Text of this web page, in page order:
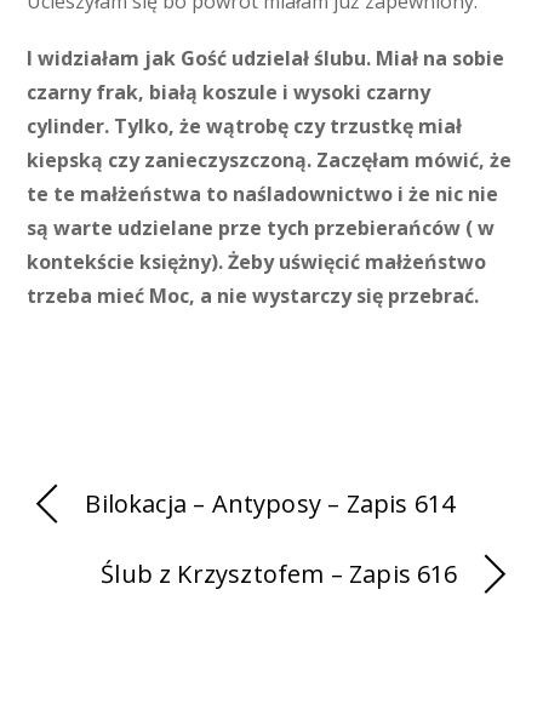
I widziałam jak Gość udzielał ślubu. Miał na sobie
czarny frak, białą koszule i wysoki czarny
cylinder. Tylko, że wątrobę czy trzustkę miał
kiepską czy zanieczyszczoną. Zaczęłam mówić, że
te te małżeństwa to naśladownictwo i że nic nie
są warte udzielane prze tych przebierańców ( w
kontekście księżny). Żeby uświęcić małżeństwo
trzeba mieć Moc, a nie wystarczy się przebrać.
Bilokacja – Antyposy – Zapis 614
Ślub z Krzysztofem – Zapis 616